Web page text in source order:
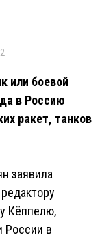
или боевой
в Россию
ракет, танков
заявила
Кёппелю,
России в